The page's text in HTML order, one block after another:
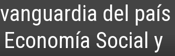
del país
Social y